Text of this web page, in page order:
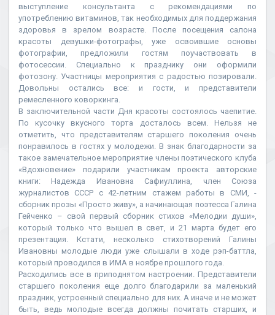
выступление консультанта с рекомендациями по
употреблению витаминов, так необходимых для поддержания
здоровья в зрелом возрасте. После посещения салона
красоты девушки-фотографы, уже освоившие основы
фотографии, предложили гостям поучаствовать в
фотосессии. Специально к празднику они оформили
фотозону. Участницы мероприятия с радостью позировали.
Довольны остались все: и гости, и представители
ремесленного коворкинга.
В заключительной части Дня красоты состоялось чаепитие.
По кусочку вкусного торта досталось всем. Нельзя не
отметить, что представителям старшего поколения очень
понравилось в гостях у молодежи. В знак благодарности за
такое замечательное мероприятие члены поэтического клуба
«Вдохновение» подарили участникам проекта авторские
книги: Надежда Ивановна Сафиуллина, член Союза
журналистов СССР с 42-летним стажем работы в СМИ, -
сборник прозы «Просто живу», а начинающая поэтесса Галина
Гейченко – свой первый сборник стихов «Мелодии души»,
который только что вышел в свет, и 21 марта будет его
презентация. Кстати, несколько стихотворений Галины
Ивановны молодые люди уже слышали в ходе рэп-баттла,
который проводился в ИМА в ноябре прошлого года.
Расходились все в приподнятом настроении. Представители
старшего поколения еще долго благодарили за маленький
праздник, устроенный специально для них. А иначе и не может
быть, ведь молодые всегда должны почитать старших, и